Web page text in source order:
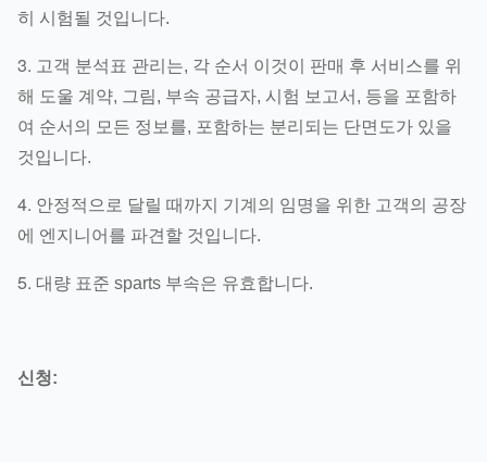
히 시험될 것입니다.
3. 고객 분석표 관리는, 각 순서 이것이 판매 후 서비스를 위
해 도울 계약, 그림, 부속 공급자, 시험 보고서, 등을 포함하
여 순서의 모든 정보를, 포함하는 분리되는 단면도가 있을
것입니다.
4. 안정적으로 달릴 때까지 기계의 임명을 위한 고객의 공장
에 엔지니어를 파견할 것입니다.
5. 대량 표준 sparts 부속은 유효합니다.
신청: